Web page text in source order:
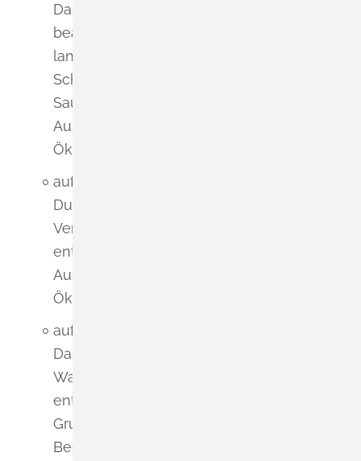
Das geplante Urbane Gebiet
beansprucht ca. 0,74 ha
landwirtschaftlich genutzte Flächen mit
Schnittblumenwiese, Acker und
Saumstrukturen. Hierdurch entsteht ein
Ausgleichsbedarf von ca. 30.000
Ökopunkten;
auf den Boden:
Durch die Umgestaltung bzw.
Versiegelung hochwertiger Böden
entstehen hohe Konflikte und ein
Ausgleichsbedarf von ca. 50.000
Ökopunkten;
auf das Wasser:
Das Plangebiet liegt in der
Wasserschutzgebietszone III. Durch
entsprechende Vorgaben zum
Grundwasserschutz sind
Beeinträchtigungen zu vermeiden;